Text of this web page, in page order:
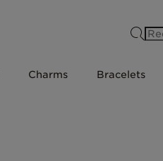
Charms Bracelets